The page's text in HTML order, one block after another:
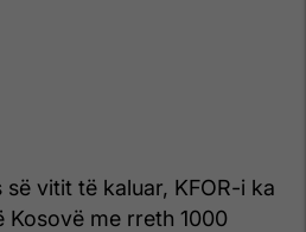
së vitit të kaluar, KFOR-i ka
Kosovë me rreth 1000